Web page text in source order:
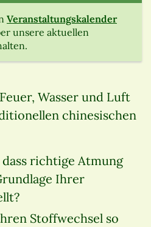
Veranstaltungskalender
unsere aktuellen
Wasser und Luft
chinesischen
richtige Atmung
Ihrer
Stoffwechsel so